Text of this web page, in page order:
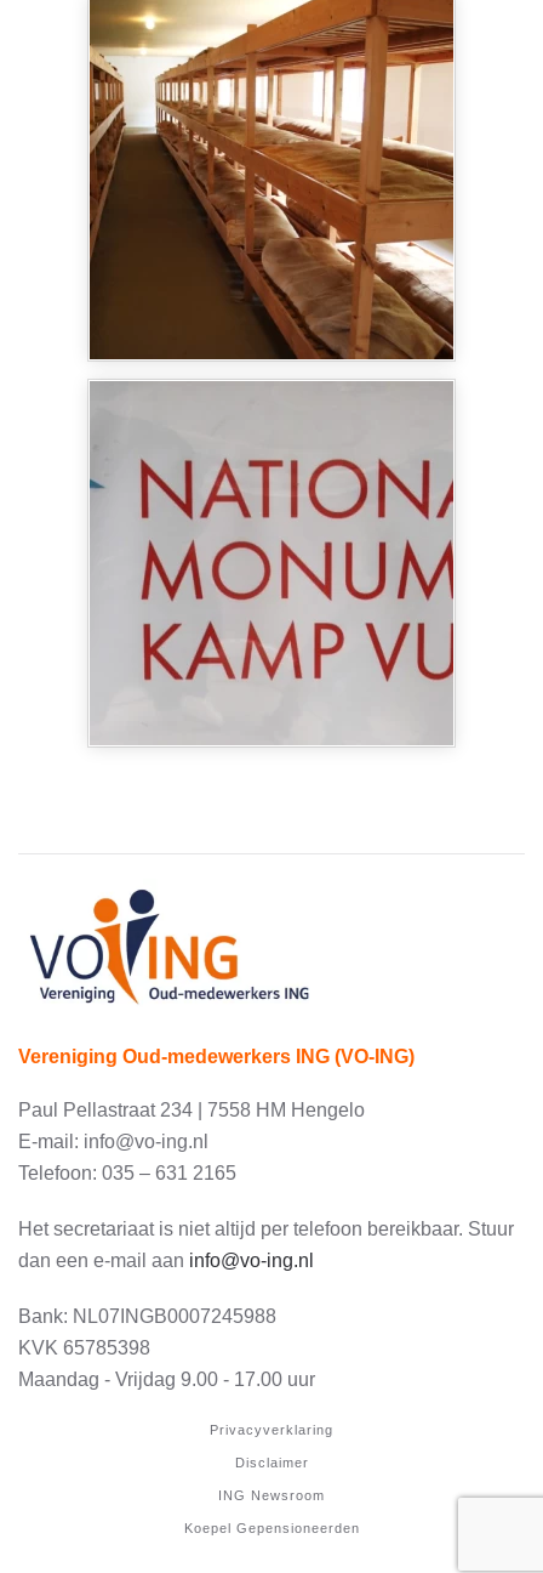
Vereniging Oud-medewerkers ING (VO-ING)
Paul Pellastraat 234 | 7558 HM Hengelo
E-mail: info@vo-ing.nl
Telefoon: 035 – 631 2165
Het secretariaat is niet altijd per telefoon bereikbaar. Stuur
dan een e-mail aan info@vo-ing.nl
Bank: NL07INGB0007245988
KVK 65785398
Maandag - Vrijdag 9.00 - 17.00 uur
Privacyverklaring
Disclaimer
ING Newsroom
Koepel Gepensioneerden